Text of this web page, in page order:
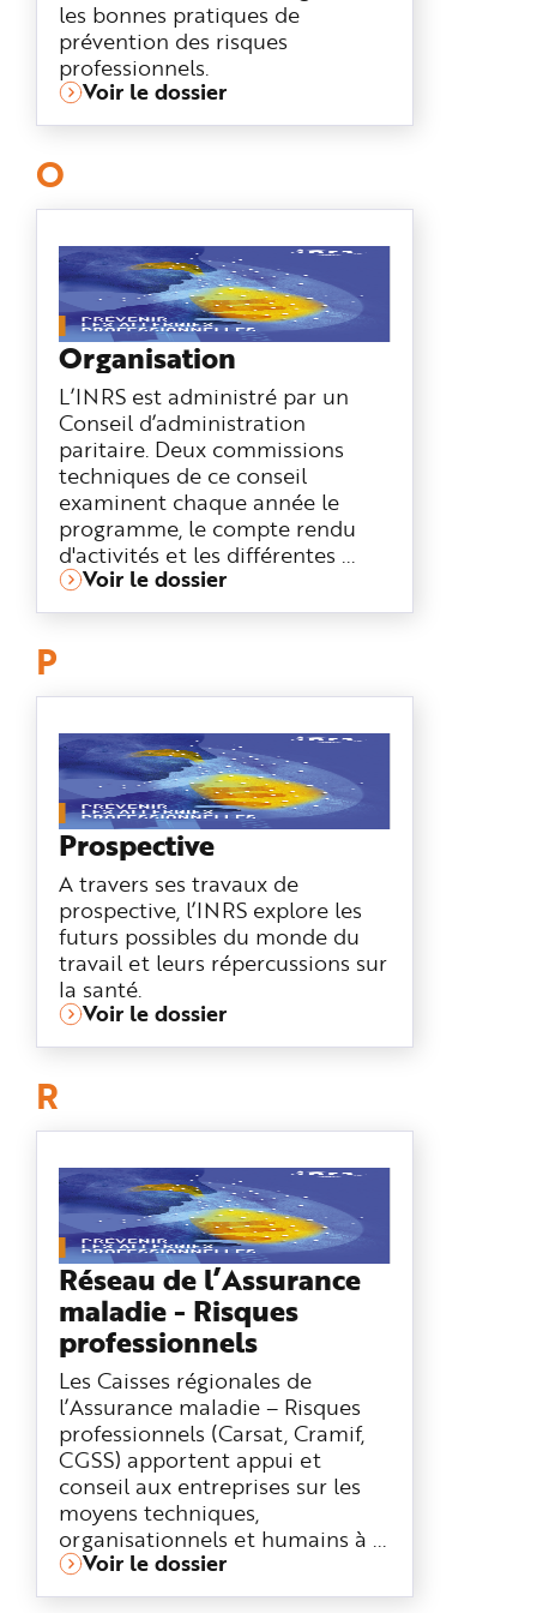
les bonnes pratiques de
prévention des risques
professionnels.
Voir le dossier
O
Organisation
L’INRS est administré par un
Conseil d’administration
paritaire. Deux commissions
techniques de ce conseil
examinent chaque année le
programme, le compte rendu
d'activités et les différentes ...
Voir le dossier
P
Prospective
A travers ses travaux de
prospective, l’INRS explore les
futurs possibles du monde du
travail et leurs répercussions sur
la santé.
Voir le dossier
R
Réseau de l’Assurance
maladie - Risques
professionnels
Les Caisses régionales de
l’Assurance maladie – Risques
professionnels (Carsat, Cramif,
CGSS) apportent appui et
conseil aux entreprises sur les
moyens techniques,
organisationnels et humains à ...
Voir le dossier